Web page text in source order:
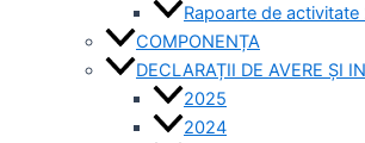
Rapoarte de activitate
COMPONENȚA
DECLARAȚII DE AVERE ȘI
2025
2024